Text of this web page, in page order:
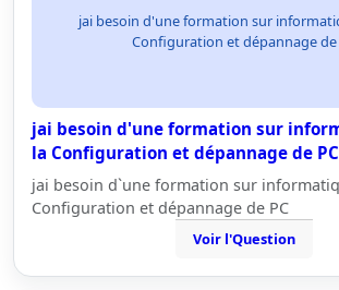
jai besoin d'une formation sur
Configuration et dépannage de
jai besoin d'une formation sur
la Configuration et dépannage de PC
jai besoin d`une formation sur
Configuration et dépannage de PC
Voir l'Question